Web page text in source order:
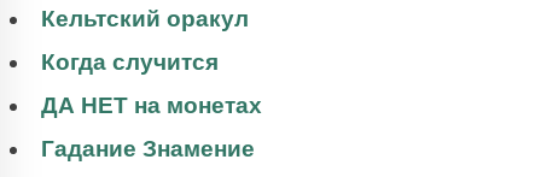
Кельтский оракул
Когда случится
ДА НЕТ на монетах
Гадание Знамение